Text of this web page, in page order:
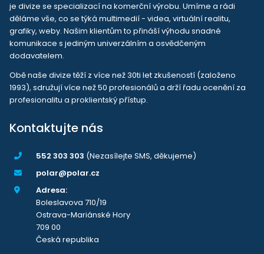
je divize se specializací na komerční výrobu. Umíme a rádi
děláme vše, co se týká multimedií - videa, virtuální realitu,
grafiky, weby. Našim klientům to přináší výhodu snadné
komunikace s jediným univerzálním a osvědčeným
dodavatelem.
Obě naše divize těží z více než 30ti let zkušeností (založeno
1993), sdružují více než 50 profesionálů a drží řadu ocenění za
profesionalitu a proklientský přístup.
Kontaktujte nás
552 303 303 (Nezasílejte SMS, děkujeme)
polar@polar.cz
Adresa:
Boleslavova 710/19
Ostrava-Mariánské Hory
709 00
Česká republika